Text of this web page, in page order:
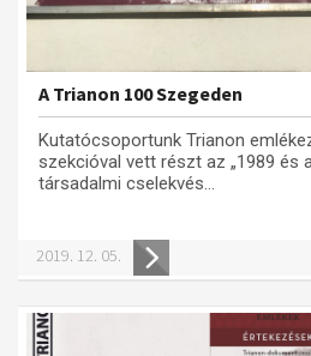
A Trianon 100 Szegeden
Kutatócsoportunk Trianon
szekcióval vett részt az „1989 és
társadalmi cselekvés...
2019. 12. 05.